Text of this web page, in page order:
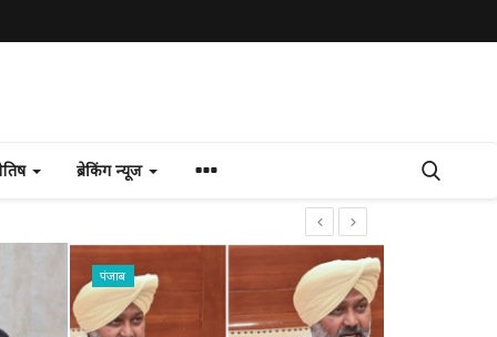
ब्रेकिंग न्यूज
पंजाब सरकार जेन-ज़ी के साथ चट्टान की तरह खड़ी है; विधानसभा में नौजवानों पर हो रहे अत्याचारों का मुद्दा उठाया अपने हक मांग रही जेन-ज़ी पर पैलेट गनों और अश्रु गैस के गोले दागना बेहद दुर्भाग्यपूर्ण: मुख्यमंत्री भगवंत सिंह मान
पंजाब